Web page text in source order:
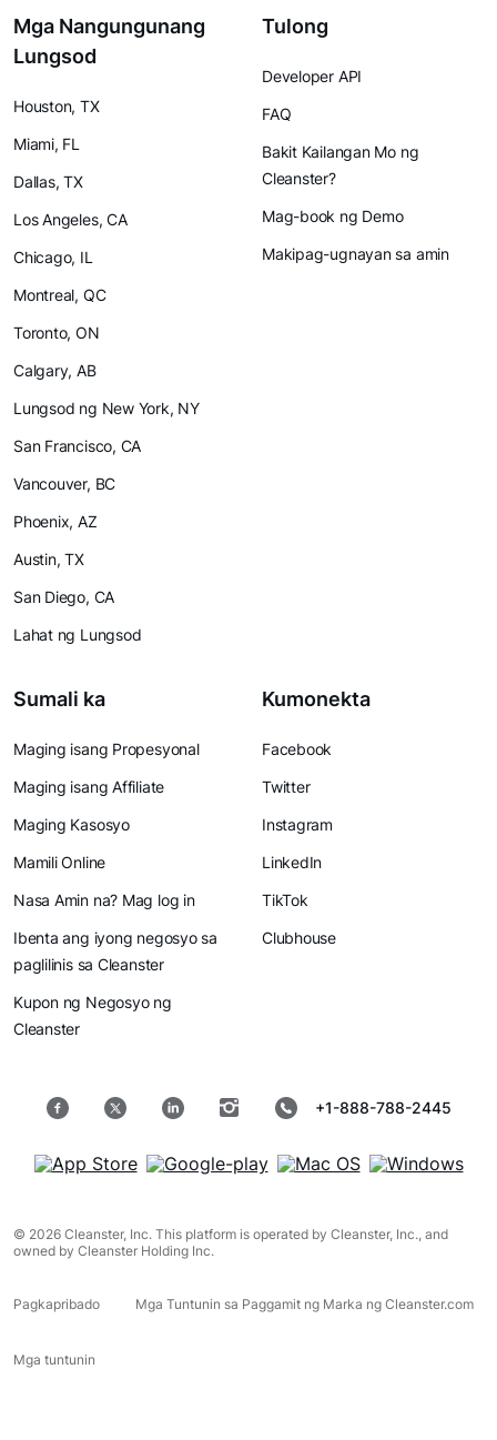
Mga Nangungunang
Lungsod
Houston, TX
Miami, FL
Dallas, TX
Los Angeles, CA
Chicago, IL
Montreal, QC
Toronto, ON
Calgary, AB
Lungsod ng New York, NY
San Francisco, CA
Vancouver, BC
Phoenix, AZ
Austin, TX
San Diego, CA
Lahat ng Lungsod
Tulong
Developer API
FAQ
Bakit Kailangan Mo ng
Cleanster?
Mag-book ng Demo
Makipag-ugnayan sa amin
Sumali ka
Maging isang Propesyonal
Maging isang Affiliate
Maging Kasosyo
Mamili Online
Nasa Amin na? Mag log in
Ibenta ang iyong negosyo sa
paglilinis sa Cleanster
Kupon ng Negosyo ng
Cleanster
Kumonekta
Facebook
Twitter
Instagram
LinkedIn
TikTok
Clubhouse
+1-888-788-2445
© 2026 Cleanster, Inc. This platform is operated by Cleanster, Inc., and
owned by Cleanster Holding Inc.
Pagkapribado Mga Tuntunin sa Paggamit ng Marka ng Cleanster.com
Mga tuntunin